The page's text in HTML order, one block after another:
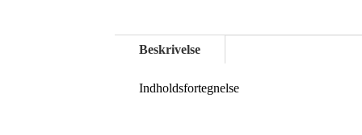
Beskrivelse
Indholdsfortegnelse